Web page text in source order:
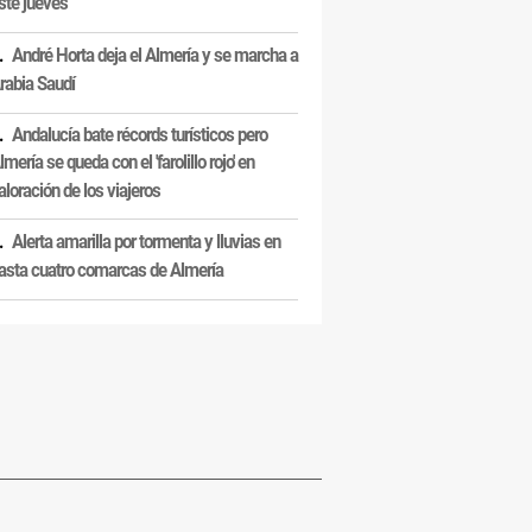
André Horta deja el Almería y se marcha a
Saudí
Andalucía bate récords turísticos pero
se queda con el 'farolillo rojo' en
de los viajeros
Alerta amarilla por tormenta y lluvias en
cuatro comarcas de Almería